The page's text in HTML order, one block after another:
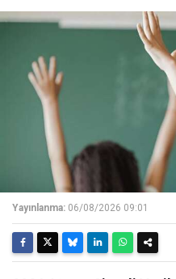
Yayınlanma: 06/08/2026 09:01